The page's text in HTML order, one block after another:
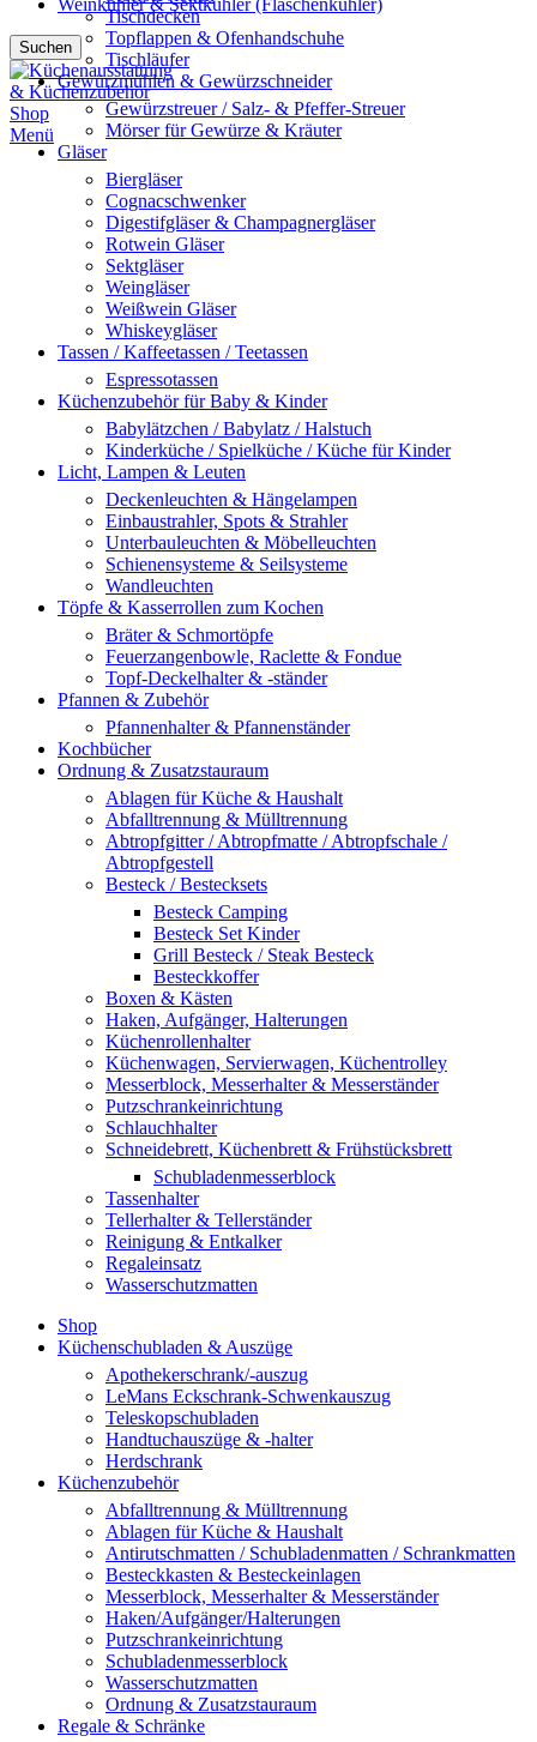
Weinkühler & Sektkühler (Flaschenkühler)
Suchen
Menü
Tischdecken
Topflappen & Ofenhandschuhe
Tischläufer
Gewürzmühlen & Gewürzschneider
Gewürzstreuer / Salz- & Pfeffer-Streuer
Mörser für Gewürze & Kräuter
Gläser
Biergläser
Cognacschwenker
Digestifgläser & Champagnergläser
Rotwein Gläser
Sektgläser
Weingläser
Weißwein Gläser
Whiskeygläser
Tassen / Kaffeetassen / Teetassen
Espressotassen
Küchenzubehör für Baby & Kinder
Babylätzchen / Babylatz / Halstuch
Kinderküche / Spielküche / Küche für Kinder
Licht, Lampen & Leuten
Deckenleuchten & Hängelampen
Einbaustrahler, Spots & Strahler
Unterbauleuchten & Möbelleuchten
Schienensysteme & Seilsysteme
Wandleuchten
Töpfe & Kasserrollen zum Kochen
Bräter & Schmortöpfe
Feuerzangenbowle, Raclette & Fondue
Topf-Deckelhalter & -ständer
Pfannen & Zubehör
Pfannenhalter & Pfannenständer
Kochbücher
Ordnung & Zusatzstauraum
Ablagen für Küche & Haushalt
Abfalltrennung & Mülltrennung
Abtropfgitter / Abtropfmatte / Abtropfschale /
Abtropfgestell
Besteck / Bestecksets
Besteck Camping
Besteck Set Kinder
Grill Besteck / Steak Besteck
Besteckkoffer
Boxen & Kästen
Haken, Aufgänger, Halterungen
Küchenrollenhalter
Küchenwagen, Servierwagen, Küchentrolley
Messerblock, Messerhalter & Messerständer
Putzschrankeinrichtung
Schlauchhalter
Schneidebrett, Küchenbrett & Frühstücksbrett
Schubladenmesserblock
Tassenhalter
Tellerhalter & Tellerständer
Reinigung & Entkalker
Regaleinsatz
Wasserschutzmatten
Shop
Küchenschubladen & Auszüge
Apothekerschrank/-auszug
LeMans Eckschrank-Schwenkauszug
Teleskopschubladen
Handtuchauszüge & -halter
Herdschrank
Küchenzubehör
Abfalltrennung & Mülltrennung
Ablagen für Küche & Haushalt
Antirutschmatten / Schubladenmatten / Schrankmatten
Besteckkasten & Besteckeinlagen
Messerblock, Messerhalter & Messerständer
Haken/Aufgänger/Halterungen
Putzschrankeinrichtung
Schubladenmesserblock
Wasserschutzmatten
Ordnung & Zusatzstauraum
Regale & Schränke